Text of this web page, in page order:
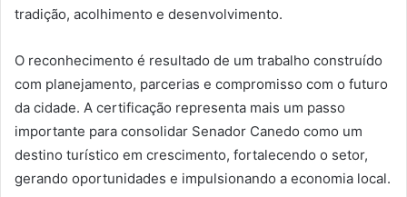
tradição, acolhimento e desenvolvimento.
O reconhecimento é resultado de um trabalho construído
com planejamento, parcerias e compromisso com o futuro
da cidade. A certificação representa mais um passo
importante para consolidar Senador Canedo como um
destino turístico em crescimento, fortalecendo o setor,
gerando oportunidades e impulsionando a economia local.